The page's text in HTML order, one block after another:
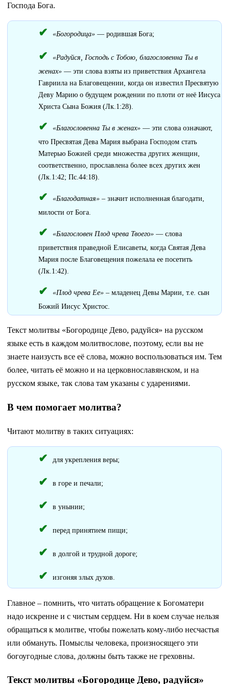
Господа Бога.
«Богородица» — родившая Бога;
«Радуйся, Господь с Тобою, благословенна Ты в
женах» — эти слова взяты из приветствия Архангела
Гавриила на Благовещении, когда он известил Пресвятую
Деву Марию о будущем рождении по плоти от неё Иисуса
Христа Сына Божия (Лк.1:28).
«Благословенна Ты в женах» — эти слова означают,
что Пресвятая Дева Мария выбрана Господом стать
Матерью Божией среди множества других женщин,
соответственно, прославлена более всех других жен
(Лк.1:42; Пс.44:18).
«Благодатная» – значит исполненная благодати,
милости от Бога.
«Благословен Плод чрева Твоего» — слова
приветствия праведной Елисаветы, когда Святая Дева
Мария после Благовещения пожелала ее посетить
(Лк.1:42).
«Плод чрева Ее» – младенец Девы Марии, т.е. сын
Божий Иисус Христос.
Текст молитвы «Богородице Дево, радуйся» на русском
языке есть в каждом молитвослове, поэтому, если вы не
знаете наизусть все её слова, можно воспользоваться им. Тем
более, читать её можно и на церковнославянском, и на
русском языке, так слова там указаны с ударениями.
В чем помогает молитва?
Читают молитву в таких ситуациях:
для укрепления веры;
в горе и печали;
в унынии;
перед принятием пищи;
в долгой и трудной дороге;
изгоняя злых духов.
Главное – помнить, что читать обращение к Богоматери
надо искренне и с чистым сердцем. Ни в коем случае нельзя
обращаться к молитве, чтобы пожелать кому-либо несчастья
или обмануть. Помыслы человека, произносящего эти
богоугодные слова, должны быть также не греховны.
Текст молитвы «Богородице Дево, радуйся»